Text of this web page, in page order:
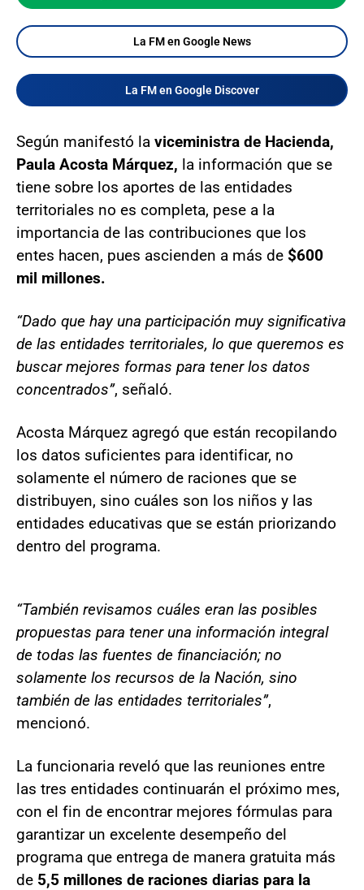
La FM en Google News
La FM en Google Discover
Según manifestó la viceministra de Hacienda,
Paula Acosta Márquez, la información que se
tiene sobre los aportes de las entidades
territoriales no es completa, pese a la
importancia de las contribuciones que los
entes hacen, pues ascienden a más de $600
mil millones.
“Dado que hay una participación muy significativa
de las entidades territoriales, lo que queremos es
buscar mejores formas para tener los datos
concentrados”, señaló.
Acosta Márquez agregó que están recopilando
los datos suficientes para identificar, no
solamente el número de raciones que se
distribuyen, sino cuáles son los niños y las
entidades educativas que se están priorizando
dentro del programa.
“También revisamos cuáles eran las posibles
propuestas para tener una información integral
de todas las fuentes de financiación; no
solamente los recursos de la Nación, sino
también de las entidades territoriales”,
mencionó.
La funcionaria reveló que las reuniones entre
las tres entidades continuarán el próximo mes,
con el fin de encontrar mejores fórmulas para
garantizar un excelente desempeño del
programa que entrega de manera gratuita más
de 5,5 millones de raciones diarias para la